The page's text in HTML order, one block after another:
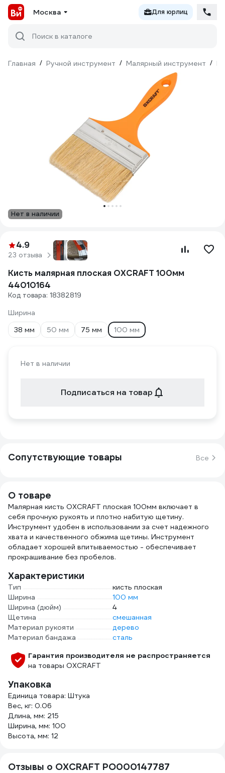
Москва Для юрлиц
Поиск в каталоге
Главная / Ручной инструмент / Малярный инструмент /
Нет в наличии
4.9
23 отзыва
Кисть малярная плоская OXCRAFT 100мм
44010164
Код товара: 18382819
Ширина
38 мм
50 мм 75 мм 100 мм
Нет в наличии
Подписаться на товар
Сопутствующие товары Все
О товаре
Малярная кисть OXCRAFT плоская 100мм включает в
себя прочную рукоять и плотно набитую щетину.
Инструмент удобен в использовании за счет надежного
хвата и качественного обжима щетины. Инструмент
обладает хорошей впитываемостью - обеспечивает
прокрашивание без пробелов.
Характеристики
Тип
кисть плоская
Ширина
100 мм
Ширина (дюйм)
4
Щетина
смешанная
Материал рукояти
дерево
Материал бандажа
сталь
Гарантия производителя не распространяется
на товары OXCRAFT
Упаковка
Единица товара: Штука
Вес, кг: 0.06
Длина, мм: 215
Ширина, мм: 100
Высота, мм: 12
Отзывы о OXCRAFT PO000147787